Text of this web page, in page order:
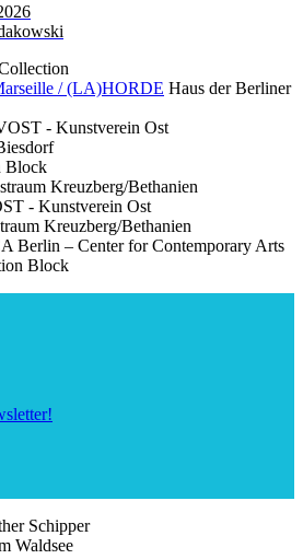
/ (LA)HORDE Haus der Berliner
- Kunstverein Ost
Block
Kreuzberg/Bethanien
- Kunstverein Ost
Kreuzberg/Bethanien
Berlin – Center for Contemporary Arts
Block
Schipper
Waldsee